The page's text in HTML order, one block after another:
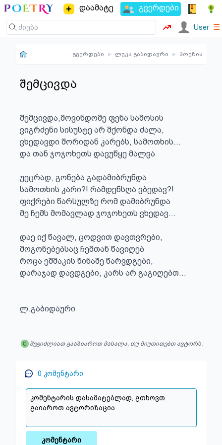
დაამატე გვერდები
User ☰
გვერდები ▸ ლუკა გაბიდაური ▸ პოეზია
შემცივდა
შემცივდა,მოვინდომე ფენა სამოსის
ვიგრძენი სისუსტე არ მქონდა ძალა,
ვხედავდი შორიდან კარებს, სამოთხის...
და თან ჯოჯოხეთს დავუწყე მალვა
უეცრად, გონება გადამიბრუნდა
სამოთხის კარი?! რამდენსღა ვბედავ?!
ფიქრები წარსულზე რომ დამიბრუნდა
მე ჩემს მომავლად ჯოჯოხეთს ვხედავ...
დაე იქ წავალ, ცოდვით დავთვრები,
მოგონებებსაც ჩემთან წავიღებ
როცა ეშმაკის წინაშე წარვდგები,
დარაჯად დავდგები, კარს არ გაგიღებთ...
ლ.გაბიდაური
შეგიძლიათ გააზიაროთ მასალა, თუ მიუთითებთ ავტორს.
0 კომენტარი
კომენტარი